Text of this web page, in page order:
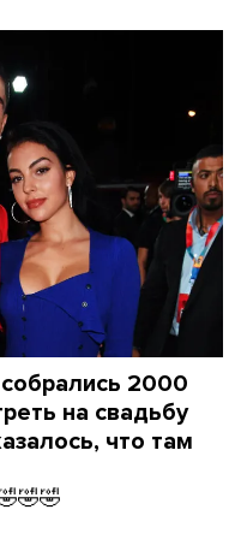
2000
на свадьбу
что там